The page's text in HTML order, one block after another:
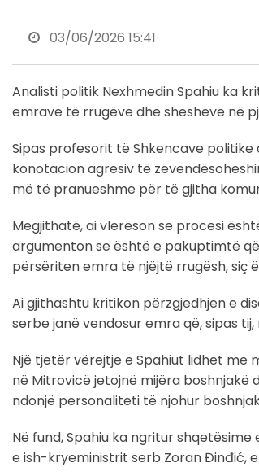
03/06/2026 15:41
Analisti politik Nexhmedin Spahiu ka
emrave të rrugëve dhe shesheve në
Sipas profesorit të Shkencave
konotacion agresiv të
më të pranueshme për të gjitha
Megjithatë, ai vlerëson se procesi
argumenton se është e pakuptimtë
përsëriten emra të njëjtë rrugësh, siç
Ai gjithashtu kritikon përzgjedhjen e
serbe janë vendosur emra që, sipas
Një tjetër vërejtje e Spahiut lidhet me
në Mitrovicë jetojnë mijëra boshnjakë
ndonjë personaliteti të njohur
Në fund, Spahiu ka ngritur
e ish-kryeministrit serb Zoran Đinđić,